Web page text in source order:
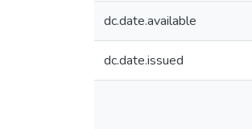
dc.date.available
dc.date.issued